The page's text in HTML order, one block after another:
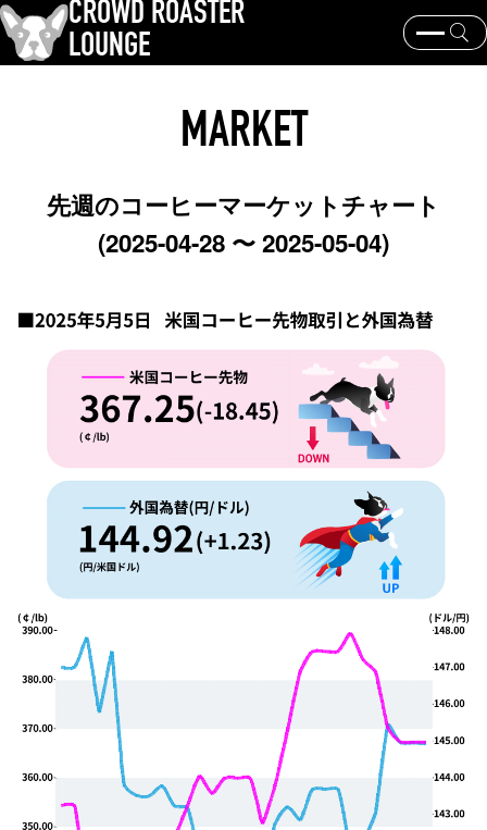
CROWD ROASTER
LOUNGE
歴史と文化
KEY WORD
パナマゲイシャ コーヒー豆と産地
焙煎士
岩崎裕也、王道からの逸脱
2024日本チャンピオン・大貫健
晴焙煎士の挑戦
CROWD ROASTER BRAND SITE
MARKET
先週のコーヒーマーケットチャート
(2025-04-28 〜 2025-05-04)